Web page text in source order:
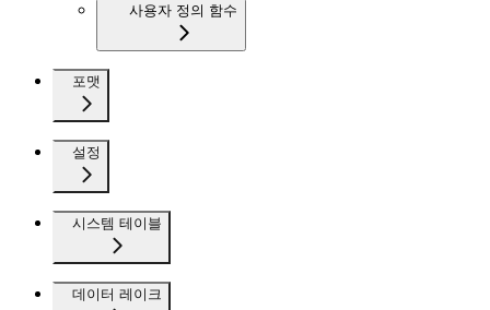
사용자 정의 함수
포맷
설정
시스템 테이블
데이터 레이크